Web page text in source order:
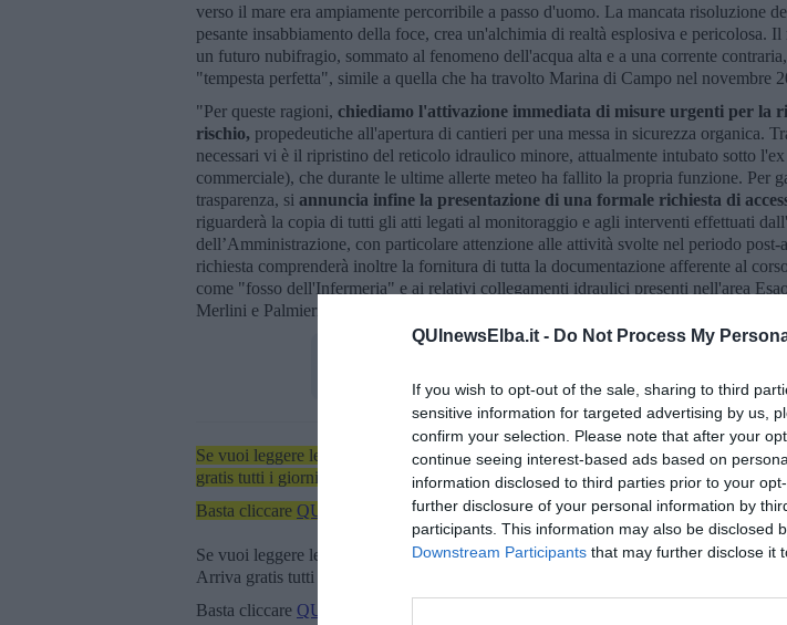
QUInewsElba.it - Do Not Process My
If you wish to opt-out of the sale, sharing to third
sensitive information for targeted advertising by us,
confirm your selection. Please note that after your
continue seeing interest-based ads based on
information disclosed to third parties prior to your
further disclosure of your personal information by
participants. This information may also be disclosed
Downstream Participants that may further disclose it
verso il mare era ampiamente percorribile a passo d'uomo. La mancata risoluzione
pesante insabbiamento della foce, crea un'alchimia di realtà esplosiva e pericolosa.
un futuro nubifragio, sommato al fenomeno dell'acqua alta e a una corrente contraria,
"tempesta perfetta", simile a quella che ha travolto Marina di Campo nel novembre
"Per queste ragioni, chiediamo l'attivazione immediata di misure urgenti per la
rischio, propedeutiche all'apertura di cantieri per una messa in sicurezza organica.
necessari vi è il ripristino del reticolo idraulico minore, attualmente intubato sotto
commerciale), che durante le ultime allerte meteo ha fallito la propria funzione. Per
trasparenza, si annuncia infine la presentazione di una formale richiesta di
riguarderà la copia di tutti gli atti legati al monitoraggio e agli interventi effettuati
dell’Amministrazione, con particolare attenzione alle attività svolte nel periodo
richiesta comprenderà inoltre la fornitura di tutta la documentazione afferente al
come "fosso dell'Infermeria" e ai relativi collegamenti idraulici presenti nell'area
Merlini e Palmieri.
Se vuoi leggere le notizie principali dell'isola d'Elba iscriviti allaNewsletter
gratis tutti i giorni alle 7:00 del mattino direttamente nella tua casella di posta.
Basta cliccare QUI
Se vuoi leggere le notizie principali della Toscana iscriviti allaNewsletter
Arriva gratis tutti i giorni alle 20:00 direttamente nella tua casella di posta.
Basta cliccare QUI